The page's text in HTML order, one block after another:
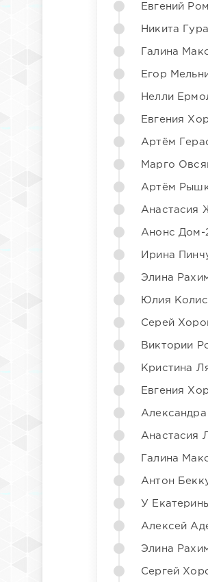
Евгений
Никита
Галина
Егор
Нелли
Евгения
Артём
Марго
Артём
Анастасия
Анонс
Ирина
Элина
Юлия
Серей
Виктории
Кристина
Евгения
Анастасия
Галина
Антон
У
Алексей
Элина
Сергей